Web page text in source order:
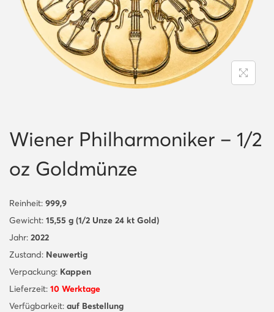
n
Wiener Philharmoniker – 1/2
oz Goldmünze
Reinheit: 999,9
Gewicht: 15,55 g (1/2 Unze 24 kt Gold)
Jahr: 2022
Zustand: Neuwertig
Verpackung: Kappen
Lieferzeit: 10 Werktage
Verfügbarkeit: auf Bestellung